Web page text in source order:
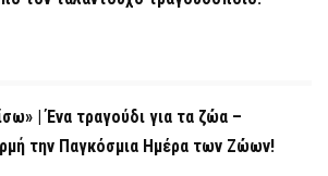
| Ένα τραγούδι για τα ζώα –
την Παγκόσμια Ημέρα των Ζώων!